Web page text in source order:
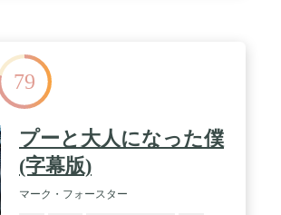
79
プーと大人になった僕
(字幕版)
マーク・フォースター